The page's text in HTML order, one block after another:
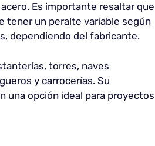
Es importante resaltar que
tener un peralte variable según
dependiendo del fabricante.
torres, naves
y carrocerías. Su
una opción ideal para proyectos